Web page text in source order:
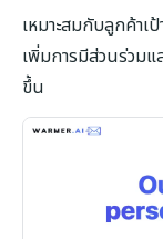
เหมาะสมกับลูกค้าเ
เพิ่มการมีส่วนร่วม
ขึ้น